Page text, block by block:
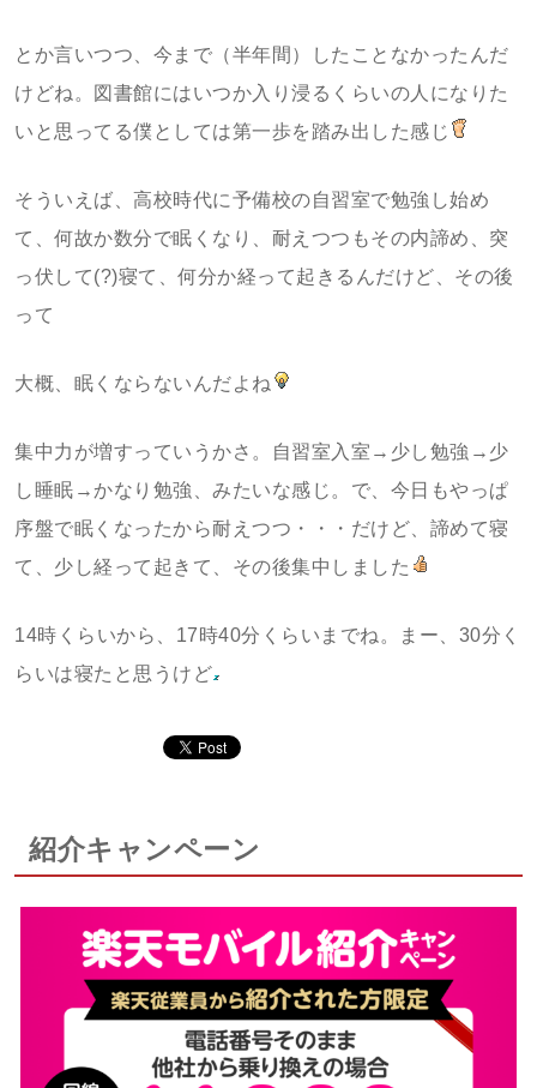
とか言いつつ、今まで（半年間）したことなかったんだ
けどね。図書館にはいつか入り浸るくらいの人になりた
いと思ってる僕としては第一歩を踏み出した感じ
そういえば、高校時代に予備校の自習室で勉強し始め
て、何故か数分で眠くなり、耐えつつもその内諦め、突
っ伏して(?)寝て、何分か経って起きるんだけど、その後
って
大概、眠くならないんだよね
集中力が増すっていうかさ。自習室入室→少し勉強→少
し睡眠→かなり勉強、みたいな感じ。で、今日もやっぱ
序盤で眠くなったから耐えつつ・・・だけど、諦めて寝
て、少し経って起きて、その後集中しました
14時くらいから、17時40分くらいまでね。まー、30分く
らいは寝たと思うけど
紹介キャンペーン